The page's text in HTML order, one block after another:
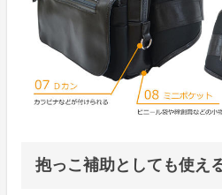
抱っこ補助としても使え